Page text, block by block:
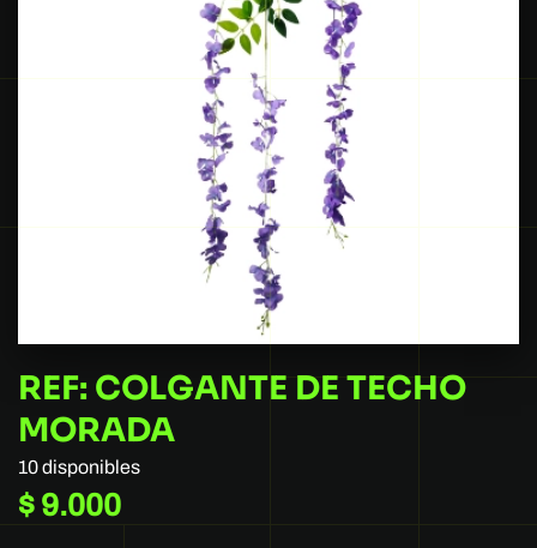
REF: COLGANTE DE TECHO
MORADA
10 disponibles
$ 9.000